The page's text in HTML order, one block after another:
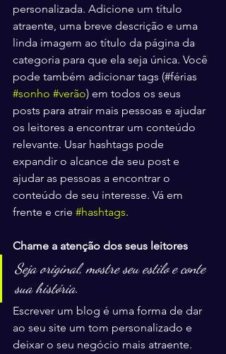
personalizada. Adicione um título
atraente, uma breve descrição e uma
linda imagem ao título da página da
categoria para que ela seja única. Você
pode também adicionar tags (#férias
#sonho #verão) em todos os seus
posts para atrair mais pessoas e ajudar
os leitores a encontrar um conteúdo
relevante. Usar hashtags pode
expandir o alcance de seu post e
ajudar as pessoas a encontrar o
conteúdo de seu interesse. Vá em
frente e crie #hashtags.
Chame a atenção dos seus leitores
Seja original, mostre seu estilo e conte
sua história.
Escrever um blog é uma forma de dar
ao seu site um tom personalizado e
deixar o seu negócio mais atraente.